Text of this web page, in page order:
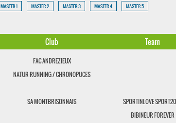
MASTER 1 MASTER 2 MASTER 3 MASTER 4 MASTER 5
Club Team
FAC ANDREZIEUX
NATUR RUNNING / CHRONOPUCES
SA MONTBRISONNAIS
SPORTINLOVE
BIBINEUR FOREVER